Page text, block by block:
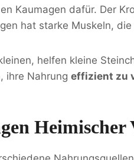
Kaumagen dafür. Der
hat starke Muskeln,
helfen kleine
ihre Nahrung effizient zu
Heimischer